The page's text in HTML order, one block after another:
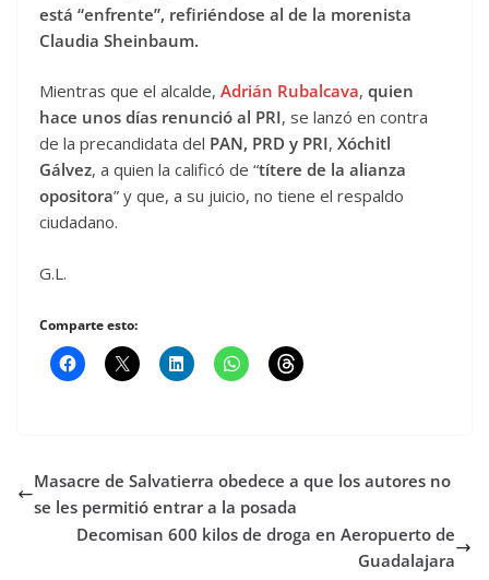
está “enfrente”, refiriéndose al de la morenista
Claudia Sheinbaum.
Mientras que el alcalde, Adrián Rubalcava, quien
hace unos días renunció al PRI, se lanzó en contra
de la precandidata del PAN, PRD y PRI, Xóchitl
Gálvez, a quien la calificó de “títere de la alianza
opositora” y que, a su juicio, no tiene el respaldo
ciudadano.
G.L.
Comparte esto:
Masacre de Salvatierra obedece a que los autores no
se les permitió entrar a la posada
Decomisan 600 kilos de droga en Aeropuerto de
Guadalajara